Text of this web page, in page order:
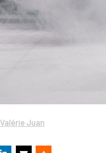
Valérie Juan